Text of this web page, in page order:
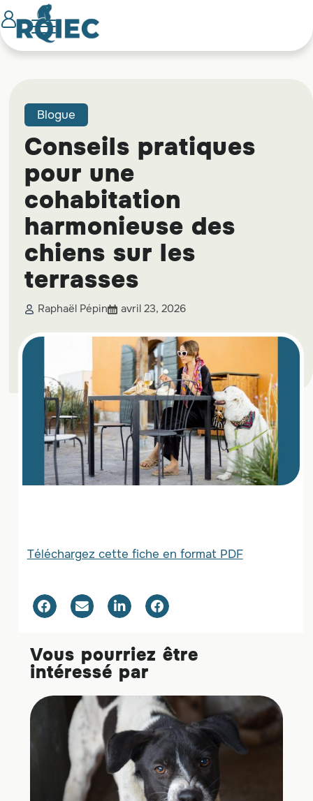
Blogue
Conseils pratiques
pour une
cohabitation
harmonieuse des
chiens sur les
terrasses
Raphaël Pépin avril 23, 2026
Téléchargez cette fiche en format PDF
Vous pourriez être
intéressé par